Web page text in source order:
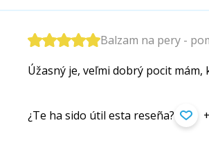
Balzam na pery -
Úžasný je, veľmi dobrý pocit
¿Te ha sido útil esta reseña?